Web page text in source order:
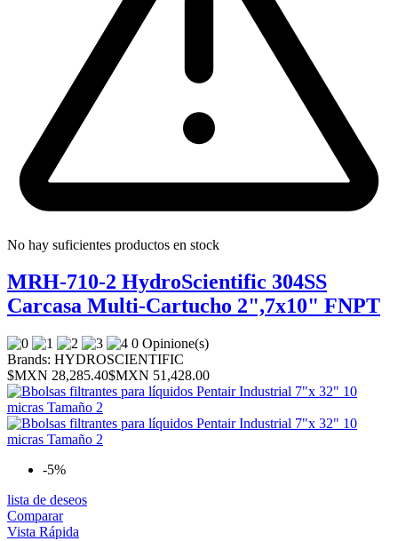
No hay suficientes productos en stock
MRH-710-2 HydroScientific 304SS
Carcasa Multi-Cartucho 2",7x10" FNPT
0 Opinione(s)
Brands: HYDROSCIENTIFIC
$MXN 28,285.40$MXN 51,428.00
-5%
lista de deseos
Comparar
Vista Rápida